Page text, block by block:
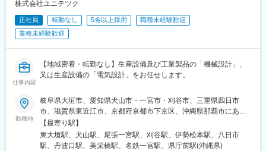
株式会社ユニテツク
正社員 転勤なし 5名以上採用
職種未経験歓迎
業種未経験歓迎
仕事内容
【地域密着・転勤なし】生産設備及び工業製品の「機械設計」、
又は生産設備の「電気設計」をお任せします。
勤務地
岐阜県大垣市、愛知県犬山市・一宮市・刈谷市、三重県四日市
市、滋賀県東近江市、京都府京都市下京区、沖縄県那覇市にある
以下の事業所および顧客プロジェクト先※本人の希望を考慮し、下
記いずれかの事業所に配属します。【本社・岐阜事業所】樽見鉄
道「東大垣駅」より徒歩10分（車通勤が便利です） 【犬山事業
【最寄り駅】
東大垣駅、犬山駅、尾張一宮駅、刈谷駅、伊勢松本駅、八日市
駅、丹波口駅、美栄橋駅、名鉄一宮駅、県庁前駅(沖縄県)